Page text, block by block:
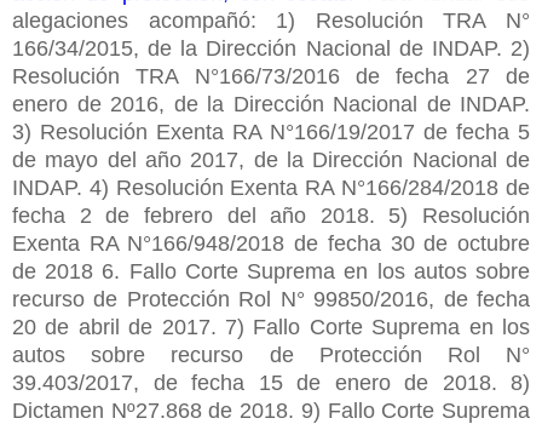
alegaciones acompañó: 1) Resolución TRA N°
166/34/2015, de la Dirección Nacional de INDAP. 2)
Resolución TRA N°166/73/2016 de fecha 27 de
enero de 2016, de la Dirección Nacional de INDAP.
3) Resolución Exenta RA N°166/19/2017 de fecha 5
de mayo del año 2017, de la Dirección Nacional de
INDAP. 4) Resolución Exenta RA N°166/284/2018 de
fecha 2 de febrero del año 2018. 5) Resolución
Exenta RA N°166/948/2018 de fecha 30 de octubre
de 2018 6. Fallo Corte Suprema en los autos sobre
recurso de Protección Rol N° 99850/2016, de fecha
20 de abril de 2017. 7) Fallo Corte Suprema en los
autos sobre recurso de Protección Rol N°
39.403/2017, de fecha 15 de enero de 2018. 8)
Dictamen Nº27.868 de 2018. 9) Fallo Corte Suprema